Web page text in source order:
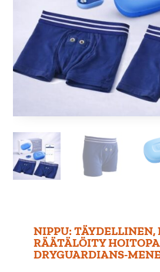
NIPPU:
RÄÄTÄLÖITY
DRYGUARDIANS-